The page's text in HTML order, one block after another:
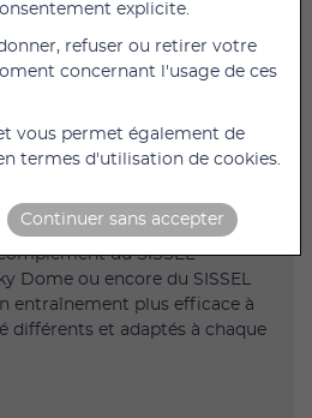
permet une meilleur
Participe à la
des chevilles.
et permet le massage
à deux hauteurs
un outil d’exercices idéal. Il
du SISSEL
Dome ou encore du SISSEL
entraînement plus efficace à
différents et adaptés à chaque
explicite.
refuser ou retirer votre
concernant l'usage de ces
vous permet également de
termes d'utilisation de cookies.
Continuer sans accepter